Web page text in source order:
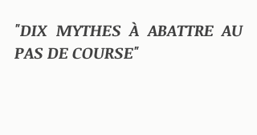
"DIX MYTHES À ABATTRE AU
PAS DE COURSE"